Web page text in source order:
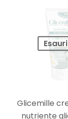
Glicemille
nutriente